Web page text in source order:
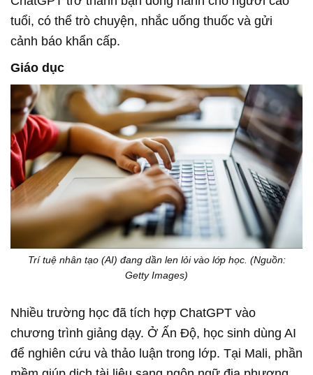
tuổi, có thể trò chuyện, nhắc uống thuốc và gửi
cảnh báo khẩn cấp.
Giáo dục
Trí tuệ nhân tạo (AI) đang dần len lỏi vào lớp học. (Nguồn:
Getty Images)
Nhiều trường học đã tích hợp ChatGPT vào
chương trình giảng dạy. Ở Ấn Độ, học sinh dùng AI
để nghiên cứu và thảo luận trong lớp. Tại Mali, phần